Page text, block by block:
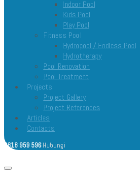
Indoor Pool
Kids Pool
Play Pool
Fitness Pool
Hydropool / Endless Pool
Hydrotherapy
Pool Renovation
Pool Treatment
Projects
Project Gallery
Project References
Articles
Contacts
0818 959 596 Hubungi
Open menu